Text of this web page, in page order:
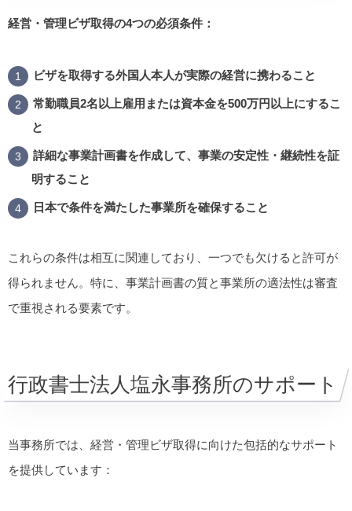
経営・管理ビザ取得の4つの必須条件：
ビザを取得する外国人本人が実際の経営に携わること
常勤職員2名以上雇用または資本金を500万円以上にするこ
と
詳細な事業計画書を作成して、事業の安定性・継続性を証
明すること
日本で条件を満たした事業所を確保すること
これらの条件は相互に関連しており、一つでも欠けると許可が
得られません。特に、事業計画書の質と事業所の適法性は審査
で重視される要素です。
行政書士法人塩永事務所のサポート
当事務所では、経営・管理ビザ取得に向けた包括的なサポート
を提供しています：